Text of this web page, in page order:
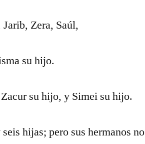
Zera, Saúl,
su hijo.
su hijo, y Simei su hijo.
hijas; pero sus hermanos no